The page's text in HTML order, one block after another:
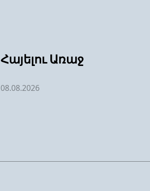
Հայելու Առաջ
08.08.2026